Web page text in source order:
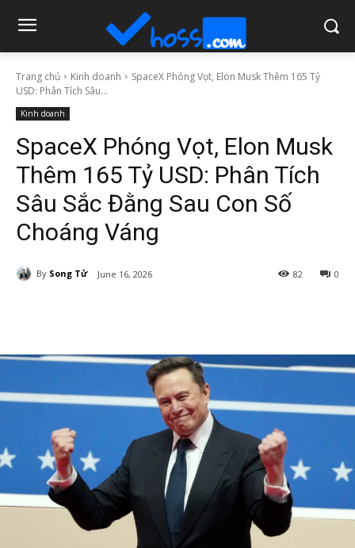
Trang chủ Kinh doanh
SpaceX Phóng Vọt, Elon Musk Thêm 165 Tỷ
USD: Phân Tích Sâu...
Kinh doanh
SpaceX Phóng Vọt, Elon Musk
Thêm 165 Tỷ USD: Phân Tích
Sâu Sắc Đằng Sau Con Số
Choáng Váng
By Song Tử June 16, 2026 0
82